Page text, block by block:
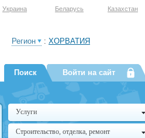
Украина Беларусь Казахстан
Регион : ХОРВАТИЯ
Поиск Войти на сайт
Услуги
Строительство, отделка, ремонт